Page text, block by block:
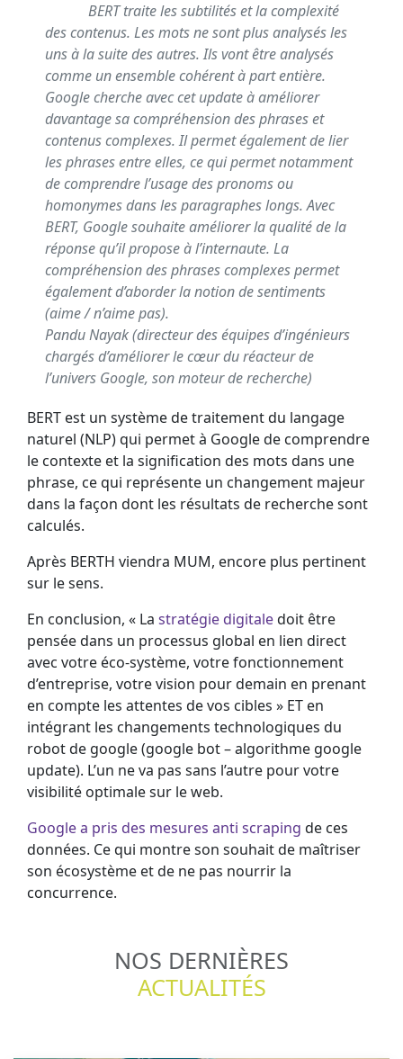
BERT traite les subtilités et la complexité
des contenus. Les mots ne sont plus analysés les
uns à la suite des autres. Ils vont être analysés
comme un ensemble cohérent à part entière.
Google cherche avec cet update à améliorer
davantage sa compréhension des phrases et
contenus complexes. Il permet également de lier
les phrases entre elles, ce qui permet notamment
de comprendre l’usage des pronoms ou
homonymes dans les paragraphes longs. Avec
BERT, Google souhaite améliorer la qualité de la
réponse qu’il propose à l’internaute. La
compréhension des phrases complexes permet
également d’aborder la notion de sentiments
(aime / n’aime pas).
Pandu Nayak (directeur des équipes d’ingénieurs
chargés d’améliorer le cœur du réacteur de
l’univers Google, son moteur de recherche)
BERT est un système de traitement du langage
naturel (NLP) qui permet à Google de comprendre
le contexte et la signification des mots dans une
phrase, ce qui représente un changement majeur
dans la façon dont les résultats de recherche sont
calculés.
Après BERTH viendra MUM, encore plus pertinent
sur le sens.
En conclusion, « La stratégie digitaledoit être
pensée dans un processus global en lien direct
avec votre éco-système, votre fonctionnement
d’entreprise, votre vision pour demain en prenant
en compte les attentes de vos cibles » ET en
intégrant les changements technologiques du
robot de google (google bot – algorithme google
update). L’un ne va pas sans l’autre pour votre
visibilité optimale sur le web.
Google a pris des mesures anti scraping de ces
données. Ce qui montre son souhait de maîtriser
son écosystème et de ne pas nourrir la
concurrence.
NOS DERNIÈRES
ACTUALITÉS